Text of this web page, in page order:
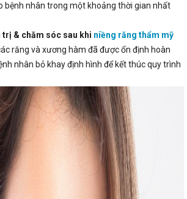
bệnh nhân trong một khoảng thời gian nhất
trị & chăm sóc sau khi niềng răng thẩm mỹ
răng và xương hàm đã được ổn định hoàn
nhân bỏ khay định hình để kết thúc quy trình